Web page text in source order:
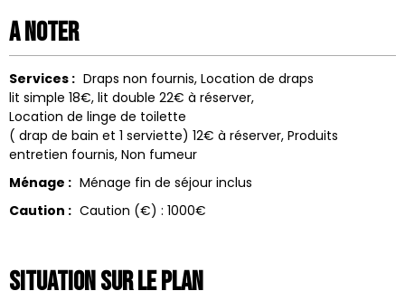
A noter
Services : Draps non fournis Location de draps
lit simple 18€, lit double 22€ à réserver
Location de linge de toilette
( drap de bain et 1 serviette) 12€ à réserver Produits
entretien fournis Non fumeur
Ménage : Ménage fin de séjour inclus
Caution : Caution (€) : 1000€
Situation sur le Plan